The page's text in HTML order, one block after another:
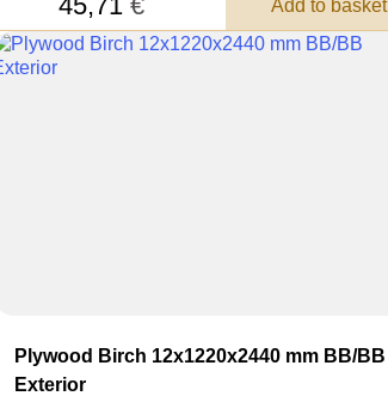
Add to basket
Plywood Birch 12x1220x2440 mm BB/BB
Exterior